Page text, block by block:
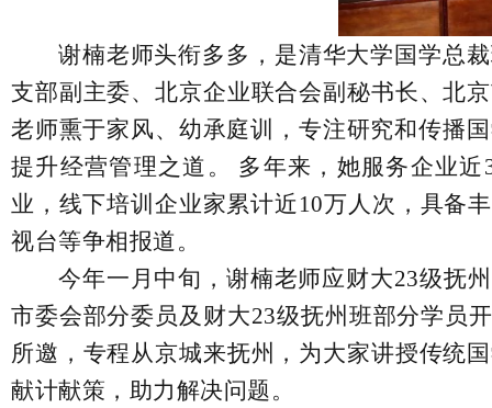
谢楠老师头衔多多，是清华大学国学总
支部副主委、北京企业联合会副秘书长、北
老师熏于家风、幼承庭训，专注研究和传播
提升经营管理之道。 多年来，她服务企业
业，线下培训企业家累计近10万人次，具备
视台等争相报道。
今年一月中旬，谢楠老师应财大23级抚
市委会部分委员及财大23级抚州班部分学员
所邀，专程从京城来抚州，为大家讲授传统
献计献策，助力解决问题。